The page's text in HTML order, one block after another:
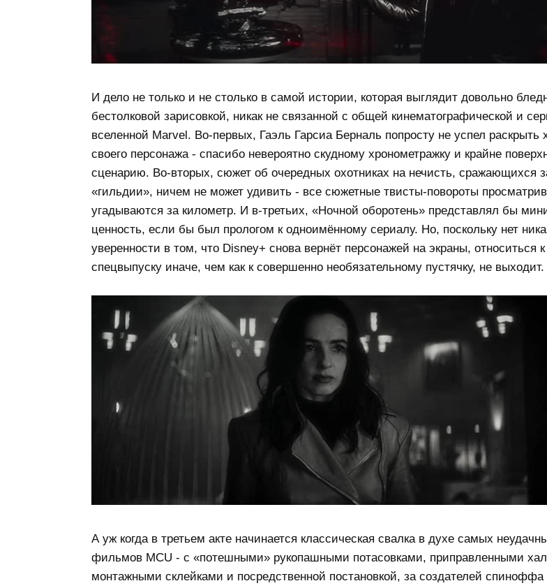
И дело не только и не столько в самой истории, которая выглядит довольно
бестолковой зарисовкой, никак не связанной с общей кинематографической и
вселенной Marvel. Во-первых, Гаэль Гарсиа Берналь попросту не успел раскрыть
своего персонажа - спасибо невероятно скудному хронометражку и крайне
сценарию. Во-вторых, сюжет об очередных охотниках на нечисть, сражающихся
«гильдии», ничем не может удивить - все сюжетные твисты-повороты
угадываются за километр. И в-третьих, «Ночной оборотень» представлял бы
ценность, если бы был прологом к одноимённому сериалу. Но, поскольку нет
уверенности в том, что Disney+ снова вернёт персонажей на экраны, относиться к
спецвыпуску иначе, чем как к совершенно необязательному пустячку, не выходит.
А уж когда в третьем акте начинается классическая свалка в духе самых
фильмов MCU - с «потешными» рукопашными потасовками, приправленными
монтажными склейками и посредственной постановкой, за создателей спиноффа